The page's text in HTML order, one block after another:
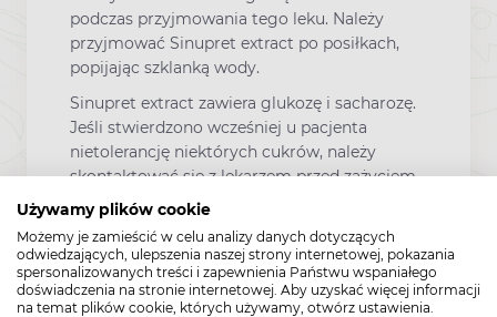
Używamy plików cookie
Możemy je zamieścić w celu analizy danych dotyczących
odwiedzających, ulepszenia naszej strony internetowej, pokazania
spersonalizowanych treści i zapewnienia Państwu wspaniałego
doświadczenia na stronie internetowej. Aby uzyskać więcej informacji
na temat plików cookie, których używamy, otwórz ustawienia.
podczas przyjmowania tego leku. Należy
przyjmować Sinupret extract po posiłkach,
popijając szklanką wody.
Sinupret extract zawiera glukozę i sacharozę.
Jeśli stwierdzono wcześniej u pacjenta
nietolerancję niektórych cukrów, należy
skontaktować się z lekarzem przed zażyciem
tego produktu leczniczego.
Uwaga dla diabetyków: Jedna tabletka
drażowana zawiera średnio 0,3 g łatwo
przyswajalnych węglowodanów.